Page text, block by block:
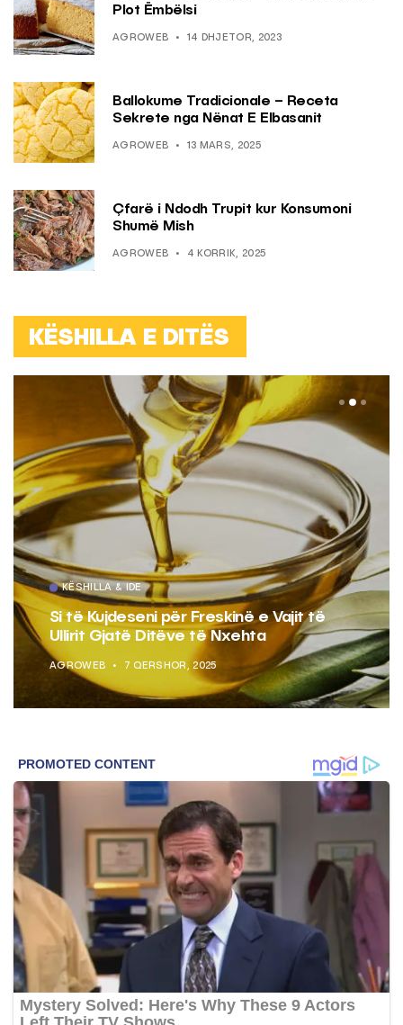
Plot Ëmbëlsi
AGROWEB 14 DHJETOR, 2023
Ballokume Tradicionale – Receta
Sekrete nga Nënat E Elbasanit
AGROWEB 13 MARS, 2025
Çfarë i Ndodh Trupit kur Konsumoni
Shumë Mish
AGROWEB 4 KORRIK, 2025
KËSHILLA E DITËS
KËSHILLA & IDE
Si të Kujdeseni për Freskinë e Vajit të
Ullirit Gjatë Ditëve të Nxehta
AGROWEB 7 QERSHOR, 2025